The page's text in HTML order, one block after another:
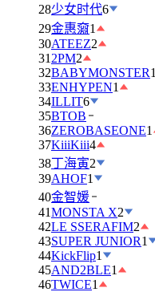
28少女时代6
29金惠奫1
30ATEEZ2
31 2PM2
32BABYMONSTER1
33ENHYPEN1
34ILLIT6
35BTOB
36ZEROBASEONE1
37KiiiKiii4
38丁海寅2
39AHOF1
40金智媛
41MONSTA X2
42LE SSERAFIM2
43SUPER JUNIOR1
44KickFlip1
45AND2BLE1
46TWICE1